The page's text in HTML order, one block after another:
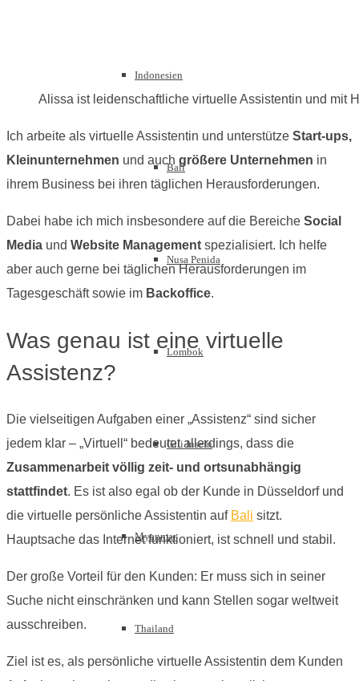
Indonesien
Bali
Nusa Penida
Lombok
Gili Inseln
Myanmar
Thailand
Alissa ist leidenschaftliche virtuelle Assistentin und mit
Ich arbeite als virtuelle Assistentin und unterstütze Start-ups,
Kleinunternehmen und auch größere Unternehmen in
ihrem Business bei ihren täglichen Herausforderungen.
Dabei habe ich mich insbesondere auf die Bereiche Social
Media und Website Management spezialisiert. Ich helfe
aber auch gerne bei täglichen Herausforderungen im
Tagesgeschäft sowie im Backoffice.
Was genau ist eine virtuelle
Assistenz?
Die vielseitigen Aufgaben einer „Assistenz“ sind sicher
jedem klar – „Virtuell“ bedeutet allerdings, dass die
Zusammenarbeit völlig zeit- und ortsunabhängig
stattfindet. Es ist also egal ob der Kunde in Düsseldorf und
die virtuelle persönliche Assistentin auf Bali sitzt.
Hauptsache das Internet funktioniert, ist schnell und stabil.
Der große Vorteil für den Kunden: Er muss sich in seiner
Suche nicht einschränken und kann Stellen sogar weltweit
ausschreiben.
Ziel ist es, als persönliche virtuelle Assistentin dem Kunden